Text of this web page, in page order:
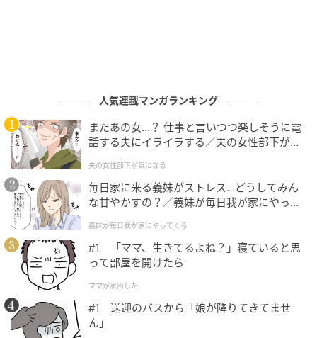
を心ゆくまで味わいたいですね。
※本記事では読者の皆さんに投稿していただいた体験
談を紹介しています。
※自社で募集したエピソードに基づき、編集部にて事
実確認および表現の精査を行った上で公開していま
す。
アンケート実施日：2025年4月30日
投稿方法：TRILL 募集フォームより
投稿者：60代女性、自営業
人気連載マンガランキング
またあの女…？ 仕事と言いつつ楽しそうに電
話する夫にイライラする／夫の女性部下が気
夫の女性部下が気になる
毎日家に来る義妹がストレス…どうしてみん
な甘やかすの？／義妹が毎日我が家にやって
が】
義妹が毎日我が家にやってくる
#1 「ママ、生きてるよね？」寝ていると思
って部屋を開けたら
ママが家出した
#1 送迎のバスから「娘が降りてきてませ
ん」